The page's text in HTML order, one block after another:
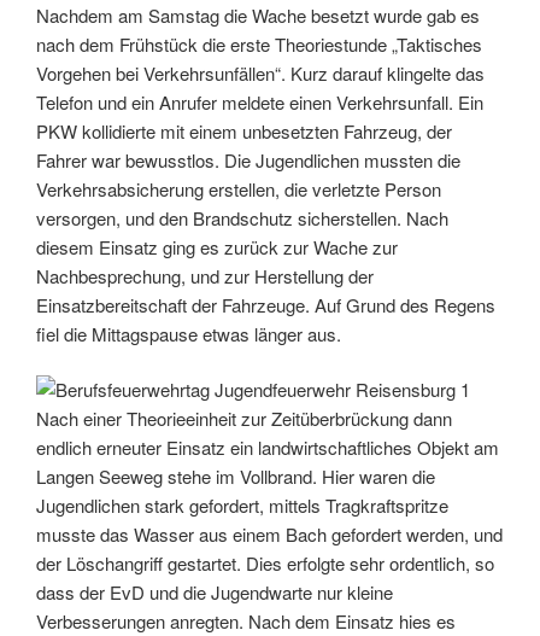
Nachdem am Samstag die Wache besetzt wurde gab es
nach dem Frühstück die erste Theoriestunde „Taktisches
Vorgehen bei Verkehrsunfällen“. Kurz darauf klingelte das
Telefon und ein Anrufer meldete einen Verkehrsunfall. Ein
PKW kollidierte mit einem unbesetzten Fahrzeug, der
Fahrer war bewusstlos. Die Jugendlichen mussten die
Verkehrsabsicherung erstellen, die verletzte Person
versorgen, und den Brandschutz sicherstellen. Nach
diesem Einsatz ging es zurück zur Wache zur
Nachbesprechung, und zur Herstellung der
Einsatzbereitschaft der Fahrzeuge. Auf Grund des Regens
fiel die Mittagspause etwas länger aus.
Nach einer Theorieeinheit zur Zeitüberbrückung dann
endlich erneuter Einsatz ein landwirtschaftliches Objekt am
Langen Seeweg stehe im Vollbrand. Hier waren die
Jugendlichen stark gefordert, mittels Tragkraftspritze
musste das Wasser aus einem Bach gefordert werden, und
der Löschangriff gestartet. Dies erfolgte sehr ordentlich, so
dass der EvD und die Jugendwarte nur kleine
Verbesserungen anregten. Nach dem Einsatz hies es